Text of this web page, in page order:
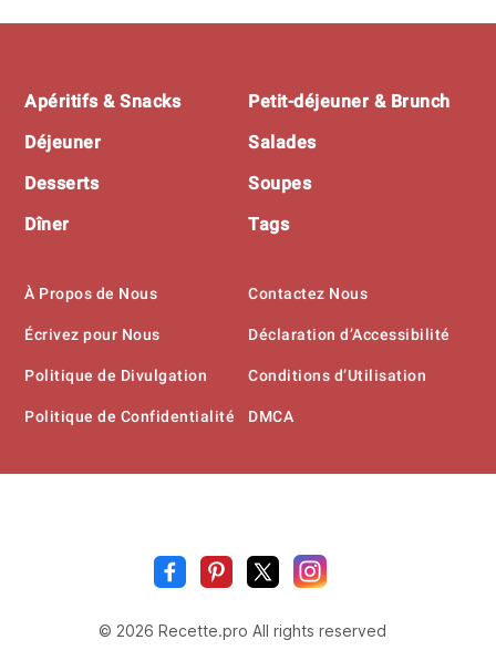
Apéritifs & Snacks
Déjeuner
Desserts
Dîner
Petit-déjeuner & Brunch
Salades
Soupes
Tags
À Propos de Nous
Écrivez pour Nous
Politique de Divulgation
Politique de Confidentialité
Contactez Nous
Déclaration d’Accessibilité
Conditions d’Utilisation
DMCA
Recette
© 2026 Recette.pro All rights reserved